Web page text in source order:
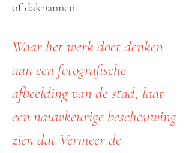
of dakpannen.
Waar het werk doet denken
aan een fotografische
afbeelding van de stad, laat
een nauwkeurige beschouwing
zien dat Vermeer de